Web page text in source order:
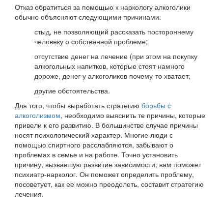
Отказ обратиться за помощью к наркологу алкоголики
обычно объясняют следующими причинами:
стыд, не позволяющий рассказать постороннему
человеку о собственной проблеме;
отсутствие денег на лечение (при этом на покупку
алкогольных напитков, которые стоят намного
дороже, денег у алкоголиков почему-то хватает;
другие обстоятельства.
Для того, чтобы выработать стратегию борьбы с
алкоголизмом, необходимо выяснить те причины, которые
привели к его развитию. В большинстве случае причины
носят психологический характер. Многие люди с
помощью спиртного расслабляются, забывают о
проблемах в семье и на работе. Точно установить
причину, вызвавшую развитие зависимости, вам поможет
психиатр-нарколог. Он поможет определить проблему,
посоветует, как ее можно преодолеть, составит стратегию
лечения.